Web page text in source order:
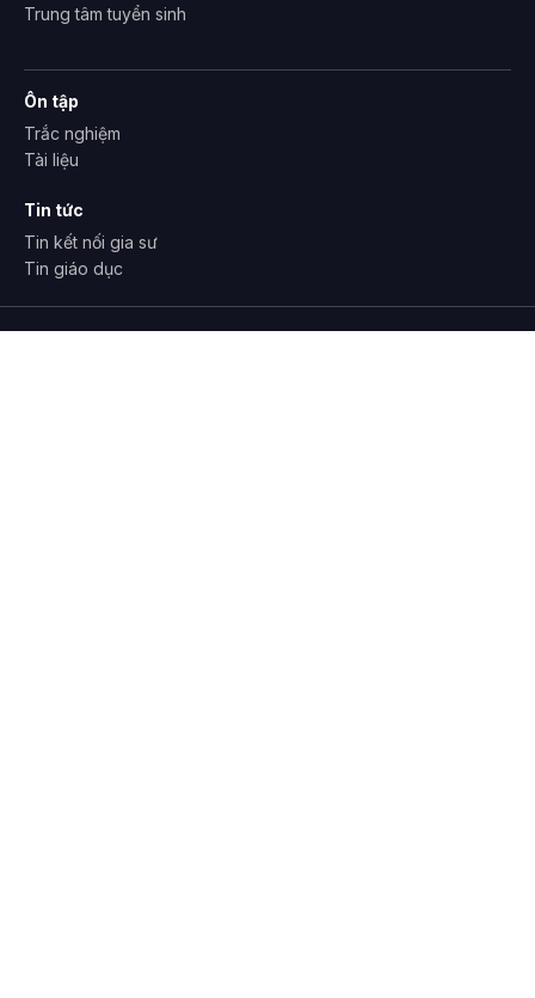
Trung tâm tuyển sinh
Ôn tập
Trắc nghiệm
Tài liệu
Tin tức
Tin kết nối gia sư
Tin giáo dục